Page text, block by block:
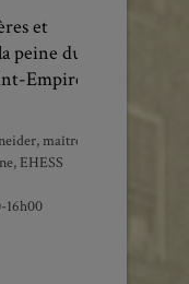
et
peine du
Empire
maître
EHESS
16h00